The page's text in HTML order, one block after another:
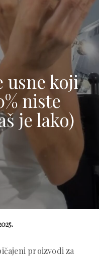
usne koji
niste
je lako)
proizvodi za